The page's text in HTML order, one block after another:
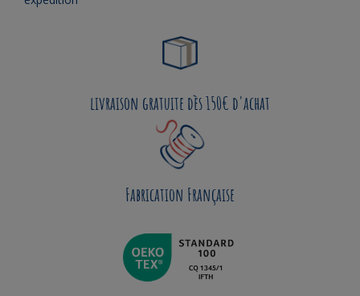
livraison gratuite dès 150€ d'achat
Fabrication Française